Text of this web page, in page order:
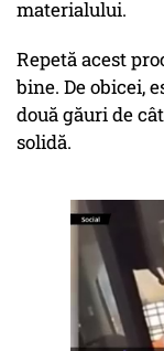
materialului.
Repetă acest
bine. De obicei,
două găuri de
solidă.